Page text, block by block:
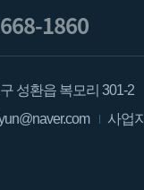
1860
성환읍 복모리 301-2
사업